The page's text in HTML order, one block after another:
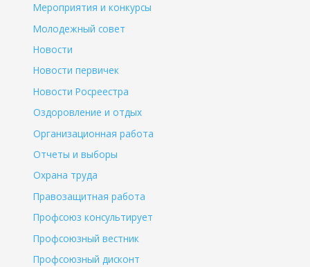
Мероприятия и конкурсы
Молодежный совет
Новости
Новости первичек
Новости Росреестра
Оздоровление и отдых
Организационная работа
Отчеты и выборы
Охрана труда
Правозащитная работа
Профсоюз консультирует
Профсоюзный вестник
Профсоюзный дисконт